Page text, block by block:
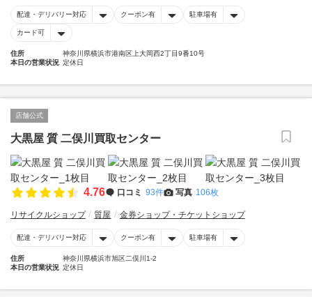
配達・デリバリー対応 クーポン有 駐車場有
カード可
住所
神奈川県横浜市港南区上大岡西2丁目9番10号
本日の営業状況 定休日
店舗公式
大黒屋 質 二俣川買取センター
4.76 口コミ 93件 写真 106枚
リサイクルショップ 質屋 金券ショップ・チケットショップ
配達・デリバリー対応 クーポン有 駐車場有
住所
神奈川県横浜市旭区二俣川1-2
本日の営業状況 定休日